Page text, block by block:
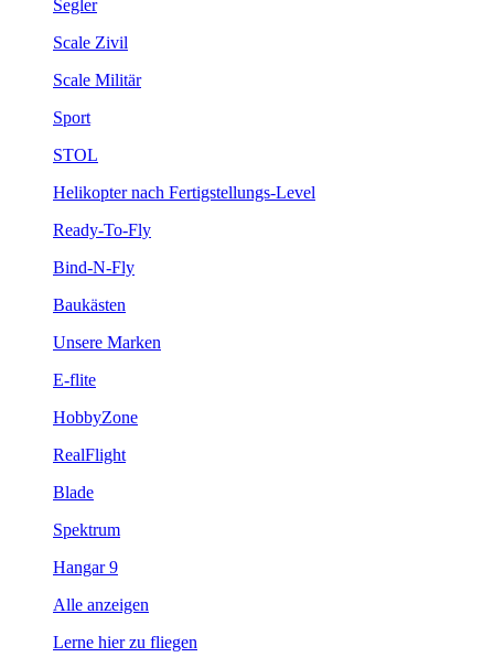
Segler
Scale Zivil
Scale Militär
Sport
STOL
Helikopter nach Fertigstellungs-Level
Ready-To-Fly
Bind-N-Fly
Baukästen
Unsere Marken
E-flite
HobbyZone
RealFlight
Blade
Spektrum
Hangar 9
Alle anzeigen
Lerne hier zu fliegen